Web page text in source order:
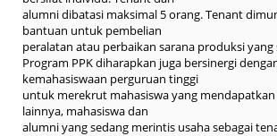
alumni dibatasi maksimal 5 orang. Tenant
bantuan untuk pembelian
peralatan atau perbaikan sarana produksi
Program PPK diharapkan juga bersinergi
kemahasiswaan perguruan tinggi
untuk merekrut mahasiswa yang mendapatkan
lainnya, mahasiswa dan
alumni yang sedang merintis usaha sebagai